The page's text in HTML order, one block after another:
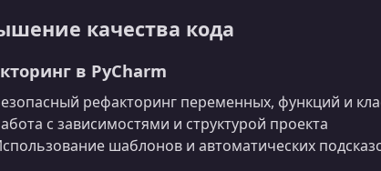
качества кода
в PyCharm
рефакторинг переменных, функций и
с зависимостями и структурой проекта
шаблонов и автоматических